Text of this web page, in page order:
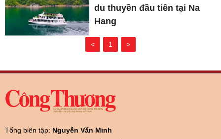
du thuyền đầu tiên tại Na
Hang
< 1 >
Tổng biên tập: Nguyễn Văn Minh